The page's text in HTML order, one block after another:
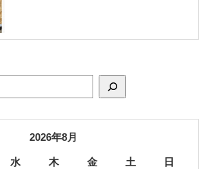
2026年8月
水 木 金 土
日